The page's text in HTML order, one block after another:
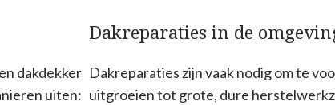
dakdekker
uiten:
Dakreparaties in de
Dakreparaties zijn vaak nodig om te
uitgroeien tot grote, dure